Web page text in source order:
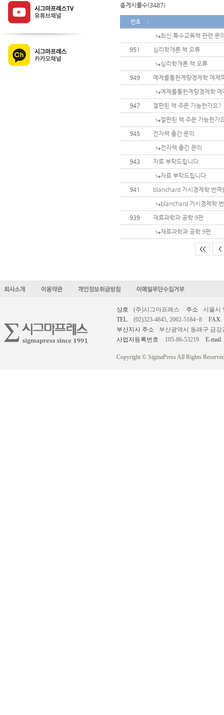
총게시물수(3487)
번호
최신 특수교육책 관련 문
951
심리학개론 책 오류
심리학개론 책 오류
949
예제를통한계량경제학 예제
예제를통한계량경제학 예
947
절판된 책 주문 가능한가요?
절판된 책 주문 가능한가
945
전자책 출간 문의
전자책 출간 문의
943
자료 부탁드립니다.
자료 부탁드립니다.
941
blanchard 거시경제학 번역
blanchard 거시경제학
939
재료과학과 공학 9판
재료과학과 공학 9판
<< <
상호 (주)시그마프레스 주소
서울시
TEL.
(02)323-4845, 2062-5184~8
FAX.
부산지사 주소
부산광역시 동래구 금강
사업자등록번호
105-86-53219 E-mail.
Copyright © SigmaPress All Rights